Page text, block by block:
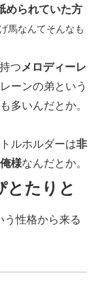
められていた方
馬なんてそんなも
つ メロディーレ
ーンの弟という
多いんだとか。
ルホルダーは非
様なんだとか。
とたりと
う性格から来る